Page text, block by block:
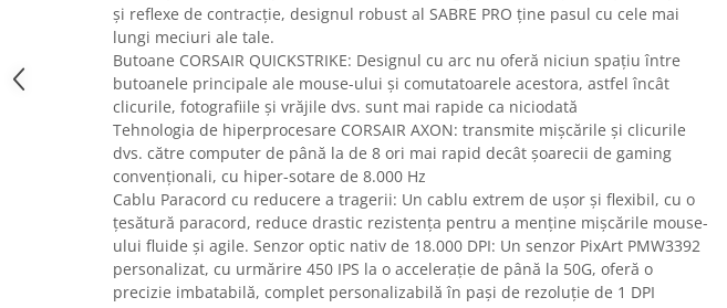
Wearable & Gadgeturi
Electrocasnice & Climatizare
Accesorii si piese masini spalat
rufe si uscatoare
Accesorii si piese masini spalat
Aparate Frigorifice
Aparate Racire Aer
Aragaze si cuptoare cu microunde
Climatizare & sisteme de incalzire
Electrocasnice pentru Bucatarie
și reflexe de contracție, designul robust al SABRE PRO ține pasul cu cele mai
lungi meciuri ale tale.
Butoane CORSAIR QUICKSTRIKE: Designul cu arc nu oferă niciun spațiu între
butoanele principale ale mouse-ului și comutatoarele acestora, astfel încât
clicurile, fotografiile și vrăjile dvs. sunt mai rapide ca niciodată
Tehnologia de hiperprocesare CORSAIR AXON: transmite mișcările și clicurile
dvs. către computer de până la de 8 ori mai rapid decât șoarecii de gaming
convenționali, cu hiper-sotare de 8.000 Hz
Cablu Paracord cu reducere a tragerii: Un cablu extrem de ușor și flexibil, cu o
țesătură paracord, reduce drastic rezistența pentru a menține mișcările mouse-
ului fluide și agile. Senzor optic nativ de 18.000 DPI: Un senzor PixArt PMW3392
personalizat, cu urmărire 450 IPS la o accelerație de până la 50G, oferă o
precizie imbatabilă, complet personalizabilă în pași de rezoluție de 1 DPI